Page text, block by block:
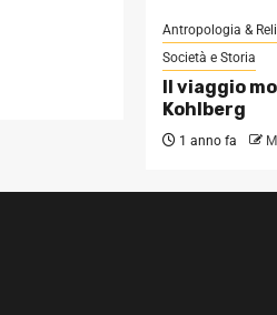
Antropologia &
Società e Storia
Il viaggio
Kohlberg
1 anno fa